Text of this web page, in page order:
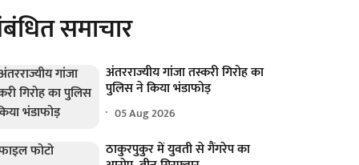
समाचार
अंतरराज्यीय गांजा तस्करी गिरोह का
पुलिस ने किया भंडाफोड़
05 Aug 2026
ठाकुरपुकुर में युवती से गैंगरेप का